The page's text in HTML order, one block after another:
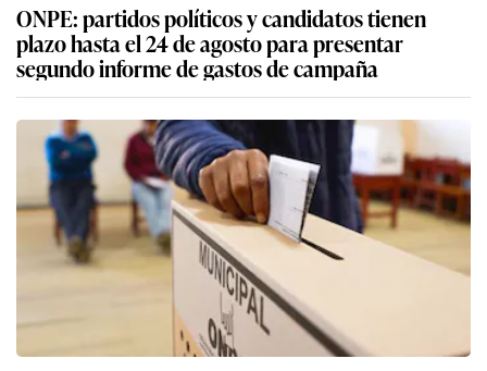
ONPE: partidos políticos y candidatos tienen
plazo hasta el 24 de agosto para presentar
segundo informe de gastos de campaña